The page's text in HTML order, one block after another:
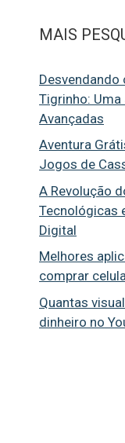
MAIS
Tigrinho:
Avançadas
Aventura
Jogos de
A Revolução
Tecnológicas
Digital
Melhores
comprar
Quantas
dinheiro no